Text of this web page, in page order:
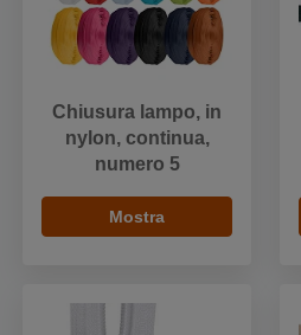
Chiusura lampo, in
nylon, continua,
numero 5
Mostra